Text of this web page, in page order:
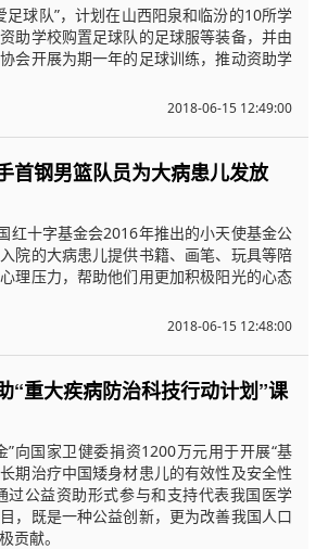
足球队”，计划在山西阳泉和临汾的10所学
助学校购置足球队的足球服等装备，并由
会开展为期一年的足球训练，推动资助学
2018-06-15 12:49:00
首钢男篮队员为大病患儿发放
红十字基金会2016年推出的小天使基金公
院的大病患儿提供书籍、画笔、玩具等陪
理压力，帮助他们用更加积极阳光的心态
2018-06-15 12:48:00
“重大疾病防治科技行动计划”课
”向国家卫健委捐资1200万元用于开展“基
期治疗中国矮身材患儿的有效性及安全性
过公益资助形式参与和支持代表我国医学
，既是一种公益创新，更为改善我国人口
贡献。